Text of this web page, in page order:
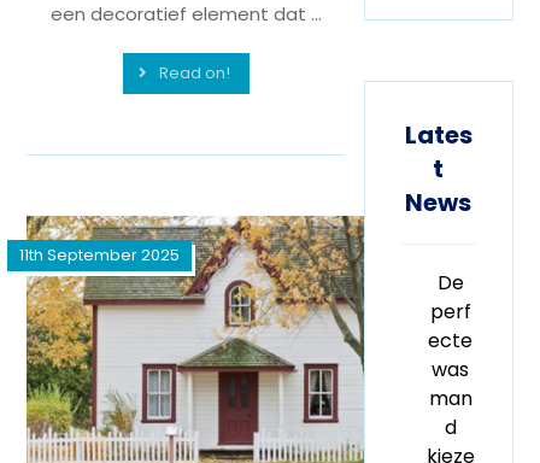
een decoratief element dat ...
Read on!
11th September 2025
Lates
t
News
De
perf
ecte
was
man
d
kieze